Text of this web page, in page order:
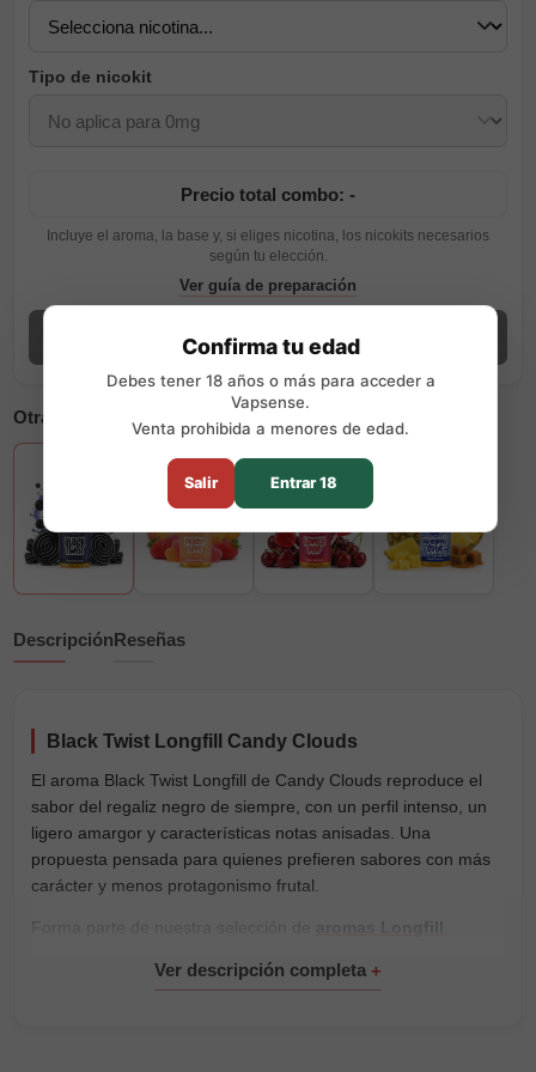
Tipo de nicokit
Precio total combo: -
Incluye el aroma, la base y, si eliges nicotina, los nicokits necesarios
según tu elección.
Ver guía de preparación
Añadir combo
Otras opciones disponibles
DescripciónReseñas
Black Twist Longfill Candy Clouds
El aroma Black Twist Longfill de Candy Clouds reproduce el
sabor del regaliz negro de siempre, con un perfil intenso, un
ligero amargor y características notas anisadas. Una
propuesta pensada para quienes prefieren sabores con más
carácter y menos protagonismo frutal.
Forma parte de nuestra selección de aromas Longfill
y personalizar la mezcla según tus preferencias.
Confirma tu edad
Debes tener 18 años o más para acceder a
Vapsense.
Venta prohibida a menores de edad.
Salir Entrar 18